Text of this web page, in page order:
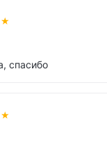
★
спасибо
★